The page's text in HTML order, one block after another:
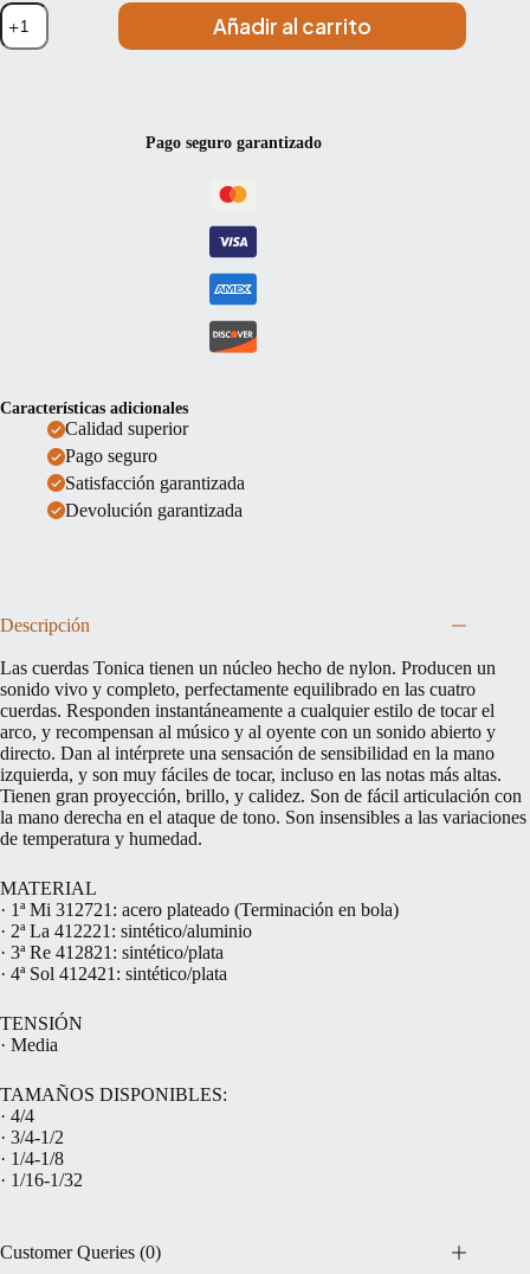
Set
de
cuerdas
Añadir al carrito
Pago seguro garantizado
Características adicionales
Calidad superior
Pago seguro
Satisfacción garantizada
Devolución garantizada
Descripción
Las cuerdas Tonica tienen un núcleo hecho de nylon. Producen un
sonido vivo y completo, perfectamente equilibrado en las cuatro
cuerdas. Responden instantáneamente a cualquier estilo de tocar el
arco, y recompensan al músico y al oyente con un sonido abierto y
directo. Dan al intérprete una sensación de sensibilidad en la mano
izquierda, y son muy fáciles de tocar, incluso en las notas más altas.
Tienen gran proyección, brillo, y calidez. Son de fácil articulación con
la mano derecha en el ataque de tono. Son insensibles a las variaciones
de temperatura y humedad.
MATERIAL
· 1ª Mi 312721: acero plateado (Terminación en bola)
· 2ª La 412221: sintético/aluminio
· 3ª Re 412821: sintético/plata
· 4ª Sol 412421: sintético/plata
TENSIÓN
· Media
TAMAÑOS DISPONIBLES:
· 4/4
· 3/4-1/2
· 1/4-1/8
· 1/16-1/32
Customer Queries (0)